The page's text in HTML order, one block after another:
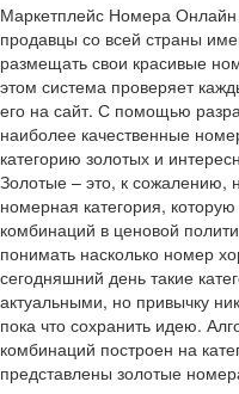
Маркетплейс Номера Онлайн
продавцы со всей страны
размещать свои красивые
этом система проверяет
его на сайт. С помощью
наиболее качественные
категорию золотых и
Золотые – это, к сожалению,
номерная категория,
комбинаций в ценовой
понимать насколько номер
сегодняшний день такие
актуальными, но привычку
пока что сохранить идею.
комбинаций построен на
представлены золотые